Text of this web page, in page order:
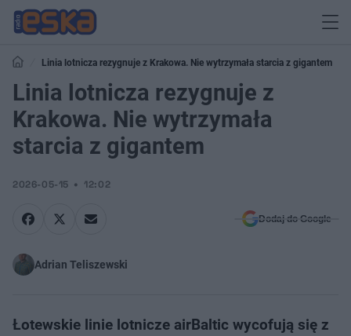
Linia lotnicza rezygnuje z Krakowa. Nie wytrzymała starcia z gigantem
Linia lotnicza rezygnuje z
Krakowa. Nie wytrzymała
starcia z gigantem
2026-05-15 12:02
Dodaj do Google
Adrian Teliszewski
Łotewskie linie lotnicze airBaltic wycofują się z